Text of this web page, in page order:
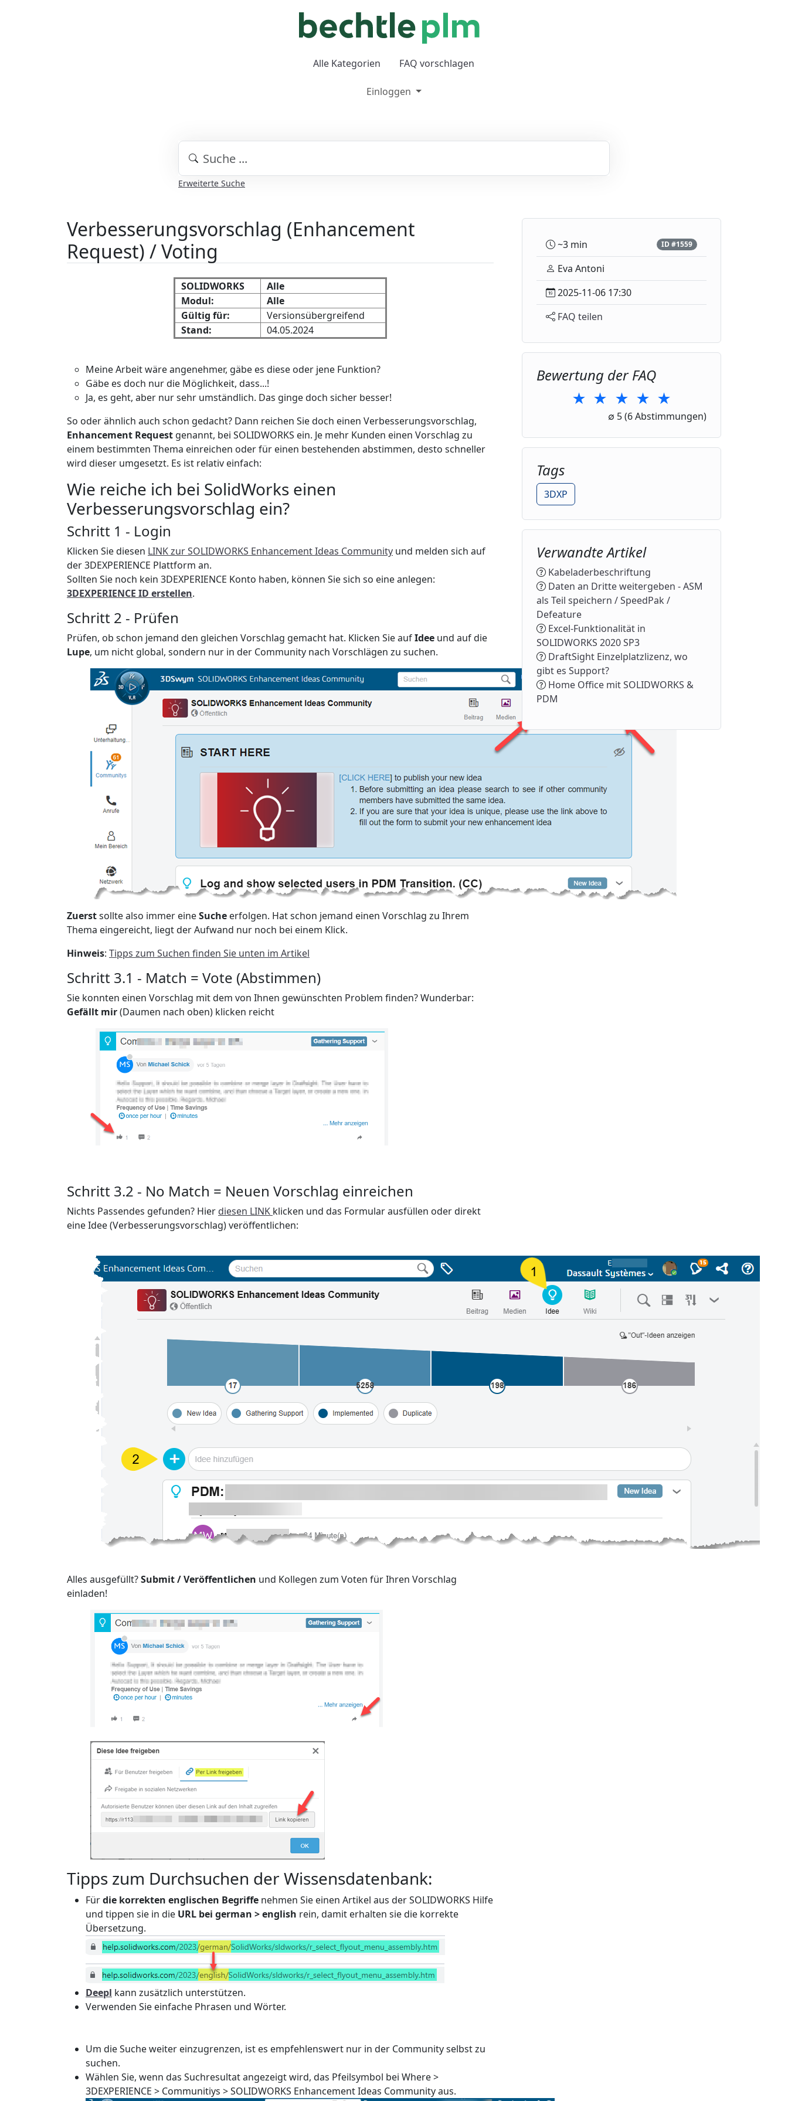
Alle Kategorien FAQ vorschlagen
Einloggen
Erweiterte Suche
Verbesserungsvorschlag (Enhancement
Request) / Voting
SOLIDWORKS
Alle
Modul:
Alle
Gültig für:
Versionsübergreifend
Stand:
04.05.2024
Meine Arbeit wäre angenehmer, gäbe es diese oder jene Funktion?
Gäbe es doch nur die Möglichkeit, dass...!
Ja, es geht, aber nur sehr umständlich. Das ginge doch sicher besser!
So oder ähnlich auch schon gedacht? Dann reichen Sie doch einen Verbesserungsvorschlag,
Enhancement Request genannt, bei SOLIDWORKS ein. Je mehr Kunden einen Vorschlag zu
einem bestimmten Thema einreichen oder für einen bestehenden abstimmen, desto schneller
wird dieser umgesetzt. Es ist relativ einfach:
Wie reiche ich bei SolidWorks einen
Verbesserungsvorschlag ein?
Schritt 1 - Login
Klicken Sie diesen LINK zur SOLIDWORKS Enhancement Ideas Community und melden sich auf
der 3DEXPERIENCE Plattform an.
Sollten Sie noch kein 3DEXPERIENCE Konto haben, können Sie sich so eine anlegen:
3DEXPERIENCE ID erstellen.
Schritt 2 - Prüfen
Prüfen, ob schon jemand den gleichen Vorschlag gemacht hat. Klicken Sie aufIdee und auf die
Lupe, um nicht global, sondern nur in der Community nach Vorschlägen zu suchen.
Zuerstsollte also immer eineSuche erfolgen. Hat schon jemand einen Vorschlag zu Ihrem
Thema eingereicht, liegt der Aufwand nur noch bei einem Klick.
Hinweis: Tipps zum Suchen finden Sie unten im Artikel
Schritt 3.1 - Match = Vote (Abstimmen)
Sie konnten einen Vorschlag mit dem von Ihnen gewünschten Problem finden? Wunderbar:
Gefällt mir(Daumen nach oben) klicken reicht
Schritt 3.2 - No Match = Neuen Vorschlag einreichen
Nichts Passendes gefunden? Hier diesen LINK klicken und das Formular ausfüllen oder direkt
eine Idee (Verbesserungsvorschlag) veröffentlichen:
Alles ausgefüllt?Submit / Veröffentlichen und Kollegen zum Voten für Ihren Vorschlag
einladen!
Tipps zum Durchsuchen der Wissensdatenbank:
Fürdie korrekten englischen Begriffe nehmen Sie einen Artikel aus der SOLIDWORKS Hilfe
und tippen sie in die URL bei german > english rein, damit erhalten sie die korrekte
Übersetzung.
Deepl kann zusätzlich unterstützen.
Verwenden Sie einfache Phrasen und Wörter.
Um die Suche weiter einzugrenzen, ist es empfehlenswert nur in der Community selbst zu
suchen.
Wählen Sie, wenn das Suchresultat angezeigt wird, das Pfeilsymbol bei Where >
3DEXPERIENCE > Communitiys > SOLIDWORKS Enhancement Ideas Community aus.
~3 min ID #1559
Eva Antoni
2025-11-06 17:30
FAQ teilen
Bewertung der FAQ
★
1 Star
★
2 Stars
★
3 Stars
★
4 Stars
★
5 Stars
∅ 5(6 Abstimmungen)
Tags
3DXP
Verwandte Artikel
Kabeladerbeschriftung
Daten an Dritte weitergeben - ASM
als Teil speichern / SpeedPak /
Defeature
Excel-Funktionalität in
SOLIDWORKS 2020 SP3
DraftSight Einzelplatzlizenz, wo
gibt es Support?
Home Office mit SOLIDWORKS &
PDM